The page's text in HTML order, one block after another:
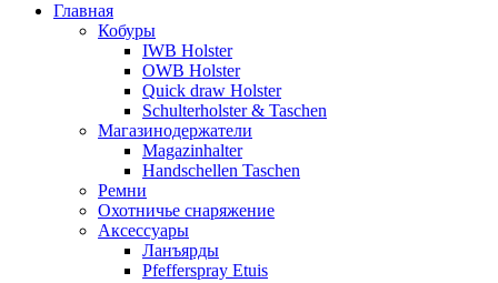
Главная
Кобуры
IWB Holster
OWB Holster
Quick draw Holster
Schulterholster & Taschen
Магазинодержатели
Magazinhalter
Handschellen Taschen
Ремни
Охотничье снаряжение
Аксессуары
Ланъярды
Pfefferspray Etuis